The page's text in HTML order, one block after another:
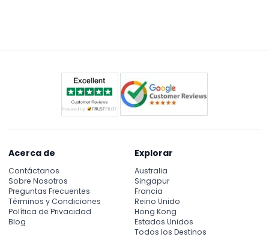
Acerca de
Contáctanos
Sobre Nosotros
Preguntas Frecuentes
Términos y Condiciones
Política de Privacidad
Blog
Explorar
Australia
Singapur
Francia
Reino Unido
Hong Kong
Estados Unidos
Todos los Destinos